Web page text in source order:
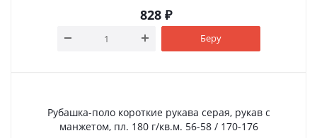
828 ₽
Беру
Рубашка-поло короткие рукава серая, рукав с
манжетом, пл. 180 г/кв.м. 56-58 / 170-176